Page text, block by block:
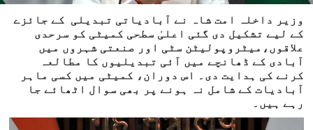
وزیر داخلہ امت شاہ نے آبادیاتی تبدیلی کے جائزے
کے لیے تشکیل دی گئی اعلیٰ سطحی کمیٹی کو سرحدی
علاقوں،میٹروپولیٹن سٹی اور صنعتی شہروں میں
آبادی کے ڈھانچے میں آئی تبدیلیوں کا مطالعہ
کرنے کی ہدایت دی۔ اس دوران، کمیٹی میں کسی ماہر
آبادیات کے شامل نہ ہونے پر بھی سوال اٹھائے جا
رہے ہیں۔